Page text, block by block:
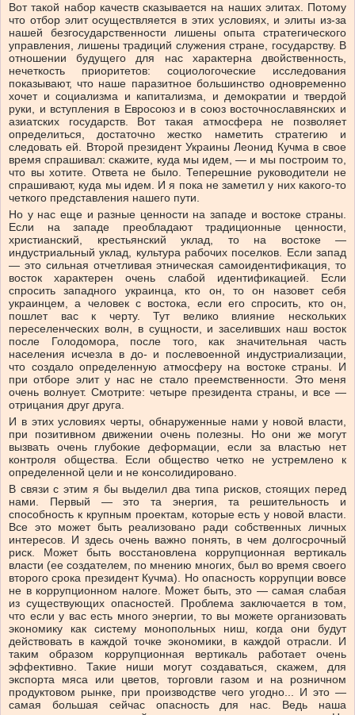
Вот такой набор качеств сказывается на наших элитах. Потому
что отбор элит осуществляется в этих условиях, и элиты из-за
нашей безгосударственности лишены опыта стратегического
управления, лишены традиций служения стране, государству. В
отношении будущего для нас характерна двойственность,
нечеткость приоритетов: социологоческие исследования
показывают, что наше паразитное большинство одновременно
хочет и социализма и капитализма, и демократии и твердой
руки, и вступления в Евросоюз и в союз восточнославянских и
азиатских государств. Вот такая атмосфера не позволяет
определиться, достаточно жестко наметить стратегию и
следовать ей. Второй президент Украины Леонид Кучма в свое
время спрашивал: скажите, куда мы идем, — и мы построим то,
что вы хотите. Ответа не было. Теперешние руководители не
спрашивают, куда мы идем. И я пока не заметил у них какого-то
четкого представления нашего пути.
Но у нас еще и разные ценности на западе и востоке страны.
Если на западе преобладают традиционные ценности,
христианский, крестьянский уклад, то на востоке —
индустриальный уклад, культура рабочих поселков. Если запад
— это сильная отчетливая этническая самоидентификация, то
восток характерен очень слабой идентификацией. Если
спросить западного украинца, кто он, то он назовет себя
украинцем, а человек с востока, если его спросить, кто он,
пошлет вас к черту. Тут велико влияние нескольких
переселенческих волн, в сущности, и заселивших наш восток
после Голодомора, после того, как значительная часть
населения исчезла в до- и послевоенной индустриализации,
что создало определенную атмосферу на востоке страны. И
при отборе элит у нас не стало преемственности. Это меня
очень волнует. Смотрите: четыре президента страны, и все —
отрицания друг друга.
И в этих условиях черты, обнаруженные нами у новой власти,
при позитивном движении очень полезны. Но они же могут
вызвать очень глубокие деформации, если за властью нет
контроля общества. Если общество четко не устремлено к
определенной цели и не консолидировано.
В связи с этим я бы выделил два типа рисков, стоящих перед
нами. Первый — это та энергия, та решительность и
способность к крупным проектам, которые есть у новой власти.
Все это может быть реализовано ради собственных личных
интересов. И здесь очень важно понять, в чем долгосрочный
риск. Может быть восстановлена коррупционная вертикаль
власти (ее создателем, по мнению многих, был во время своего
второго срока президент Кучма). Но опасность коррупции вовсе
не в коррупционном налоге. Может быть, это — самая слабая
из существующих опасностей. Проблема заключается в том,
что если у вас есть много энергии, то вы можете организовать
экономику как систему монопольных ниш, когда они будут
действовать в каждой точке экономики, в каждой отрасли. И
таким образом коррупционная вертикаль работает очень
эффективно. Такие ниши могут создаваться, скажем, для
экспорта мяса или цветов, торговли газом и на розничном
продуктовом рынке, при производстве чего угодно... И это —
самая большая сейчас опасность для нас. Ведь наша